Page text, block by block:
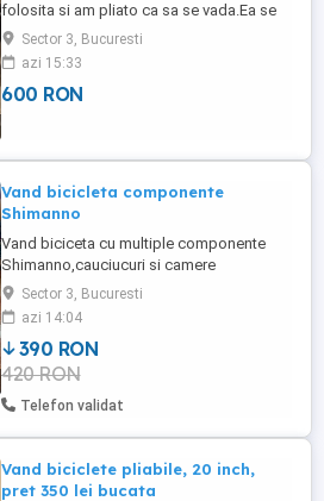
folosita si am pliato ca sa se vada.Ea se
poate desplia si are o siguranta ca sa
arate intreaga. Este bicicleta midi care
poate fi folosita si de copii 15-18 ani dar
si de persoane mature. Cine doreste sa o
Sector 3, Bucuresti
azi 15:33
600 RON
Vand bicicleta componente
Shimanno
Vand biciceta cu multiple componente
Shimanno,cauciucuri si camere
noi,perfecta stare.
Sector 3, Bucuresti
azi 14:04
390 RON
420 RON
Telefon validat
Vand biciclete pliabile, 20 inch,
pret 350 lei bucata